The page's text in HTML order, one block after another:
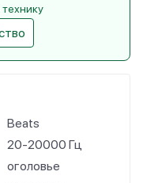
Beats
20-20000 Гц
оголовье